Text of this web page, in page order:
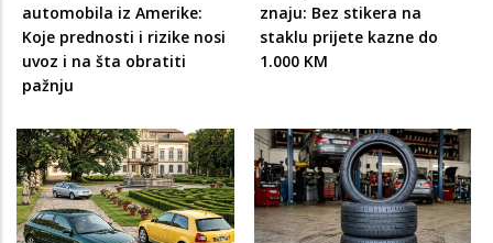
automobila iz Amerike:
Koje prednosti i rizike nosi
uvoz i na šta obratiti
pažnju
znaju: Bez stikera na
staklu prijete kazne do
1.000 KM